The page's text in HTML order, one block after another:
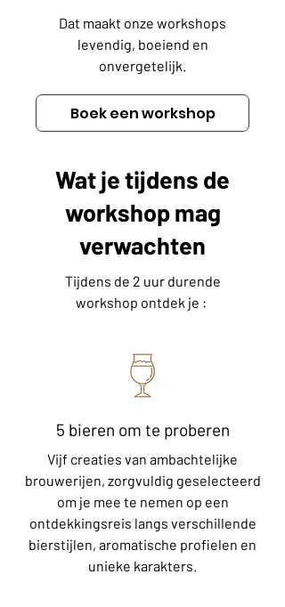
Dat maakt onze workshops
levendig, boeiend en
onvergetelijk.
Boek een workshop
Wat je tijdens de
workshop mag
verwachten
Tijdens de 2 uur durende
workshop ontdek je :
5 bieren om te proberen
Vijf creaties van ambachtelijke
brouwerijen, zorgvuldig geselecteerd
om je mee te nemen op een
ontdekkingsreis langs verschillende
bierstijlen, aromatische profielen en
unieke karakters.